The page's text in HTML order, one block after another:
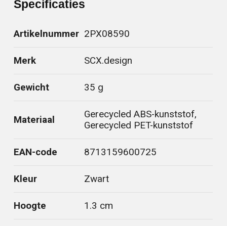
Specificaties
Artikelnummer 2PX08590
Merk SCX.design
Gewicht 35 g
Materiaal
Gerecycled ABS-kunststof,
Gerecycled PET-kunststof
EAN-code 8713159600725
Kleur Zwart
Hoogte 1.3 cm